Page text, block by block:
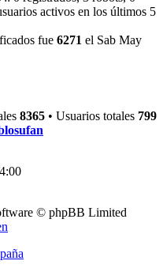
activos en los últimos 5
fue 6271 el Sab May
8365 • Usuarios totales 799
© phpBB Limited